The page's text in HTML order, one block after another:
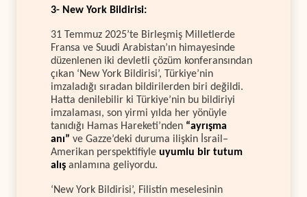
3- New York Bildirisi:
31 Temmuz 2025’te Birleşmiş Milletlerde
Fransa ve Suudi Arabistan’ın himayesinde
düzenlenen iki devletli çözüm konferansından
çıkan ‘New York Bildirisi’, Türkiye’nin
imzaladığı sıradan bildirilerden biri değildi.
Hatta denilebilir ki Türkiye’nin bu bildiriyi
imzalaması, son yirmi yılda her yönüyle
tanıdığı Hamas Hareketi’nden “ayrışma
anı” ve Gazze’deki duruma ilişkin İsrail–
Amerikan perspektifiyle uyumlu bir tutum
alış anlamına geliyordu.
‘New York Bildirisi’, Filistin meselesinin